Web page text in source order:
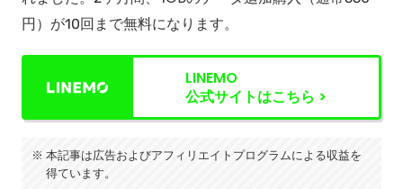
円）が10回まで無料になります。
LINEMO
公式サイトはこちら >
本記事は広告およびアフィリエイトプログラムによる収益を
得ています。